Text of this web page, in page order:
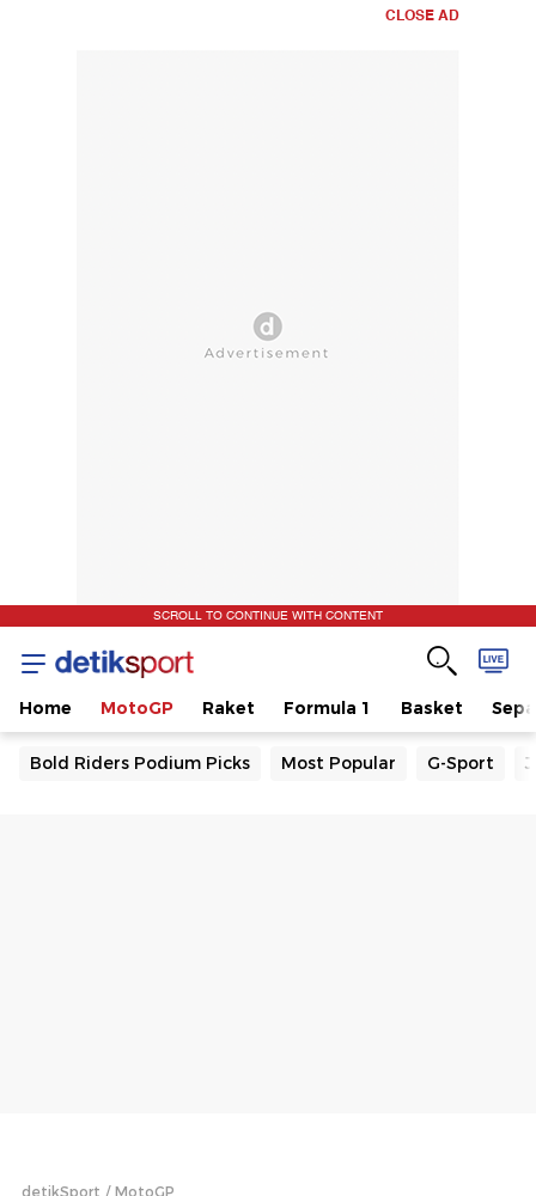
CLOSE AD
SCROLL TO CONTINUE WITH CONTENT
Home MotoGP Raket Formula 1 Basket
Bold Riders Podium Picks Most Popular G-Sport
detikSport MotoGP